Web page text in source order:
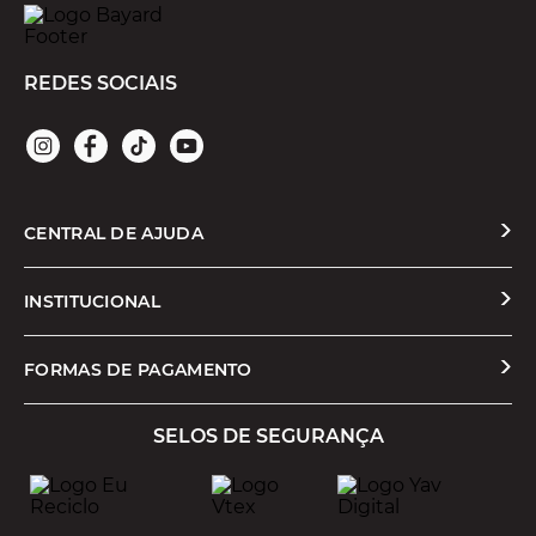
REDES SOCIAIS
CENTRAL DE AJUDA
Solicitar Troca ou Devolução
Formas de Pagamento
Cashback
INSTITUCIONAL
Quem Somos
Trabalhe Conosco
FORMAS DE PAGAMENTO
SELOS DE SEGURANÇA